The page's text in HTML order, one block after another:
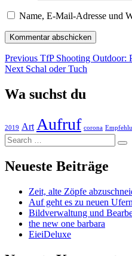
Name, E-Mail-Adresse und
Beitragsnavigation
Previous Previous
post:
TfP Shooting Outdoor:
Next Next
Schal oder Tuch
Wa suchst du
2019 Art Aufruf corona
Search
…
Neueste Beiträge
Zeit, alte Zöpfe
Auf geht es zu neuen Ufern
Bildverwaltung und
the new one barbara
EieiDeluxe